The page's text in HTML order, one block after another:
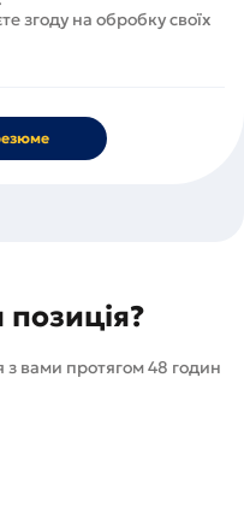
згоду на обробку своїх
з вами протягом 48 годин